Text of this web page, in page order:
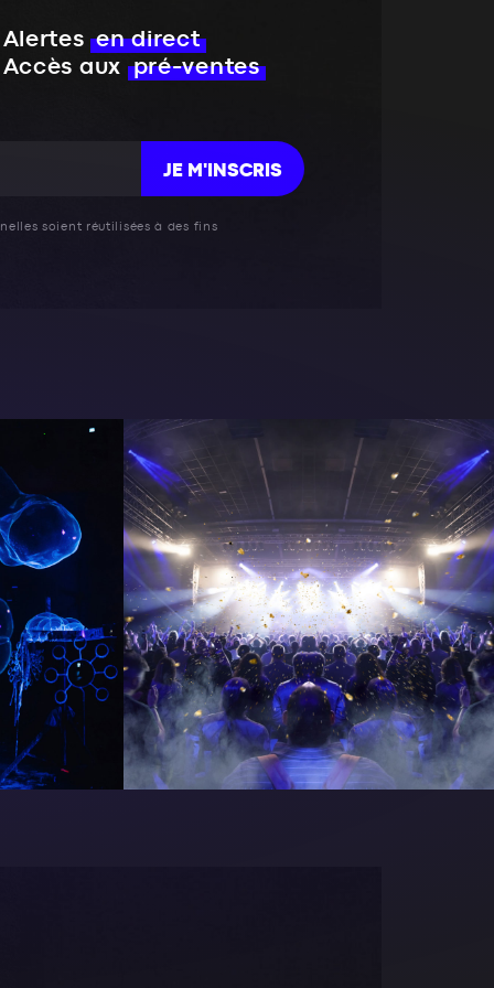
Alertes en direct
Accès aux pré-ventes
JE M'INSCRIS
soient réutilisées à des fins